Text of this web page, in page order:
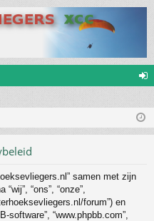
m
samen met zijn
“ons”, “onze”,
forum”) en
software”, “www.phpbb.com”,